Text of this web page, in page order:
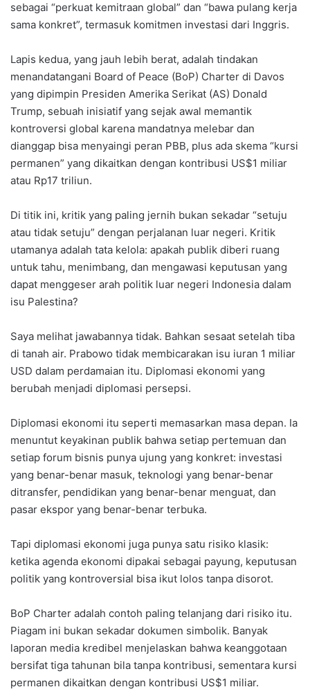
sebagai “perkuat kemitraan global” dan “bawa pulang kerja
sama konkret”, termasuk komitmen investasi dari Inggris.
Lapis kedua, yang jauh lebih berat, adalah tindakan
menandatangani Board of Peace (BoP) Charter di Davos
yang dipimpin Presiden Amerika Serikat (AS) Donald
Trump, sebuah inisiatif yang sejak awal memantik
kontroversi global karena mandatnya melebar dan
dianggap bisa menyaingi peran PBB, plus ada skema “kursi
permanen” yang dikaitkan dengan kontribusi US$1 miliar
atau Rp17 triliun.
Di titik ini, kritik yang paling jernih bukan sekadar “setuju
atau tidak setuju” dengan perjalanan luar negeri. Kritik
utamanya adalah tata kelola: apakah publik diberi ruang
untuk tahu, menimbang, dan mengawasi keputusan yang
dapat menggeser arah politik luar negeri Indonesia dalam
isu Palestina?
Saya melihat jawabannya tidak. Bahkan sesaat setelah tiba
di tanah air. Prabowo tidak membicarakan isu iuran 1 miliar
USD dalam perdamaian itu. Diplomasi ekonomi yang
berubah menjadi diplomasi persepsi.
Diplomasi ekonomi itu seperti memasarkan masa depan. Ia
menuntut keyakinan publik bahwa setiap pertemuan dan
setiap forum bisnis punya ujung yang konkret: investasi
yang benar-benar masuk, teknologi yang benar-benar
ditransfer, pendidikan yang benar-benar menguat, dan
pasar ekspor yang benar-benar terbuka.
Tapi diplomasi ekonomi juga punya satu risiko klasik:
ketika agenda ekonomi dipakai sebagai payung, keputusan
politik yang kontroversial bisa ikut lolos tanpa disorot.
BoP Charter adalah contoh paling telanjang dari risiko itu.
Piagam ini bukan sekadar dokumen simbolik. Banyak
laporan media kredibel menjelaskan bahwa keanggotaan
bersifat tiga tahunan bila tanpa kontribusi, sementara kursi
permanen dikaitkan dengan kontribusi US$1 miliar.